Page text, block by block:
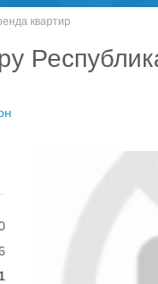
квартир
1